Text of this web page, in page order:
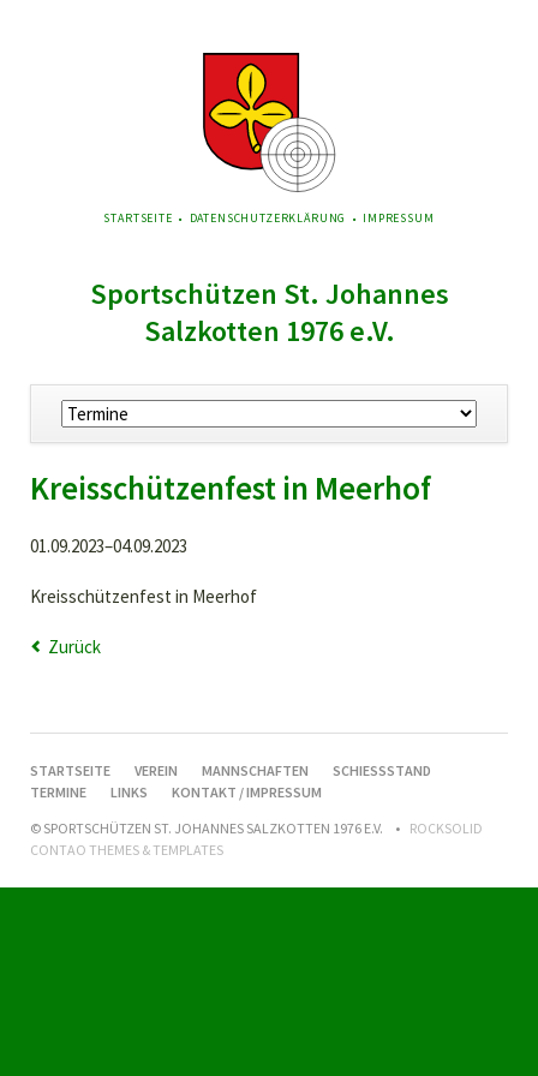
NAVIGATION
STARTSEITE DATENSCHUTZERKLÄRUNG IMPRESSUM
Sportschützen St. Johannes
Salzkotten 1976 e.V.
Navigation
überspringen
Kreisschützenfest in Meerhof
01.09.2023–04.09.2023
Kreisschützenfest in Meerhof
Zurück
NAVIGATION
ÜBERSPRINGEN
STARTSEITE VEREIN MANNSCHAFTEN
SCHIESSSTAND
TERMINE
LINKS
KONTAKT / IMPRESSUM
© SPORTSCHÜTZEN ST. JOHANNES SALZKOTTEN 1976 E.V.
ROCKSOLID
CONTAO THEMES & TEMPLATES